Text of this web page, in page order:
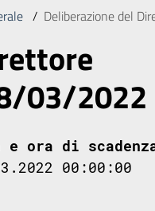
/ Deliberazione del
03/2022
e ora di
00:00:00